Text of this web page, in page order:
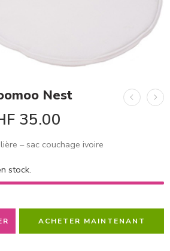
Nest
35.00
– sac couchage ivoire
stock.
ACHETER MAINTENANT